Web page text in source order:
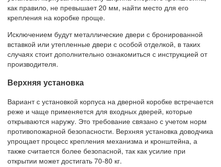
как правило, не превышает 20 мм, найти место для его
крепления на коробке проще.
Исключением будут металлические двери с бронированной
вставкой или утепленные двери с особой отделкой, в таких
случаях стоит дополнительно ознакомиться с инструкцией от
производителя.
Верхняя установка
Вариант с установкой корпуса на дверной коробке встречается
реже и чаще применяется для входных дверей, которые
открываются наружу. Это требование связано с учетом норм
противопожарной безопасности. Верхняя установка доводчика
упрощает процесс крепления механизма и кронштейна, а
также считается более безопасной, так как усилие при
открытии может достигать 70-80 кг.